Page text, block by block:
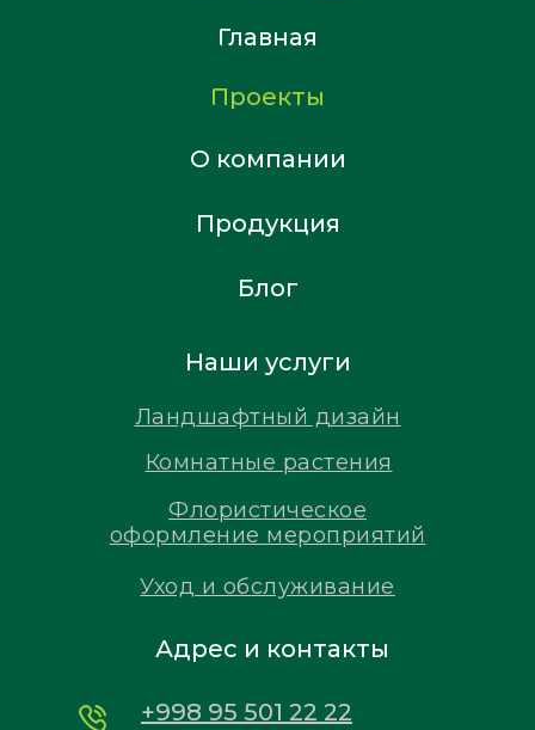
Адрес и контакты
Уход и обслуживание
Флористическое
оформление мероприятий
Комнатные растения
Наши услуги
Продукция
Блог
О компании
Главная
Проекты
Ландшафтный дизайн
+998 95 501 22 22